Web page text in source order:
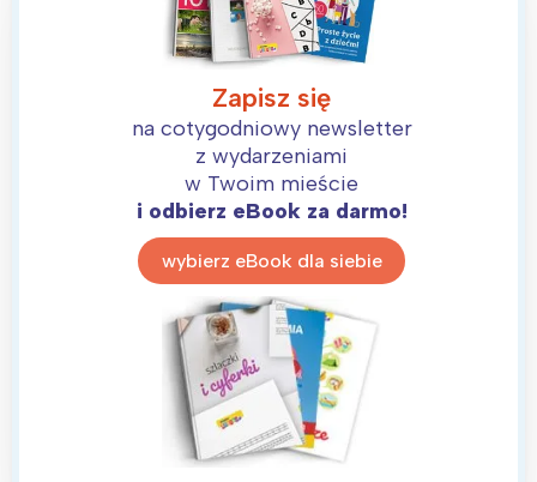
Zapisz się
na cotygodniowy newsletter
z wydarzeniami
w Twoim mieście
i odbierz eBook za darmo!
wybierz eBook dla siebie